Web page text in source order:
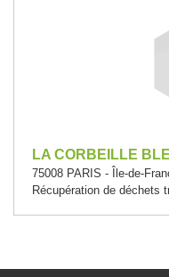
LA CORBEILLE
75008 PARIS - Île-de-
Récupération de déchets